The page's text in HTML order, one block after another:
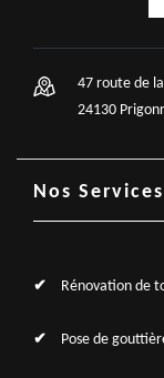
47 route de
24130
Nos Services
Rénovation de
Pose de